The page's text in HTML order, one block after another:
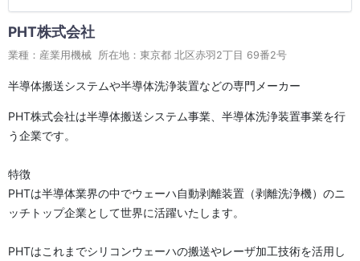
PHT株式会社
業種：産業用機械 所在地：東京都 北区赤羽2丁目 69番2号
半導体搬送システムや半導体洗浄装置などの専門メーカー
PHT株式会社は半導体搬送システム事業、半導体洗浄装置事業を行
う企業です。
特徴
PHTは半導体業界の中でウェーハ自動剥離装置（剥離洗浄機）のニ
ッチトップ企業として世界に活躍いたします。
PHTはこれまでシリコンウェーハの搬送やレーザ加工技術を活用し